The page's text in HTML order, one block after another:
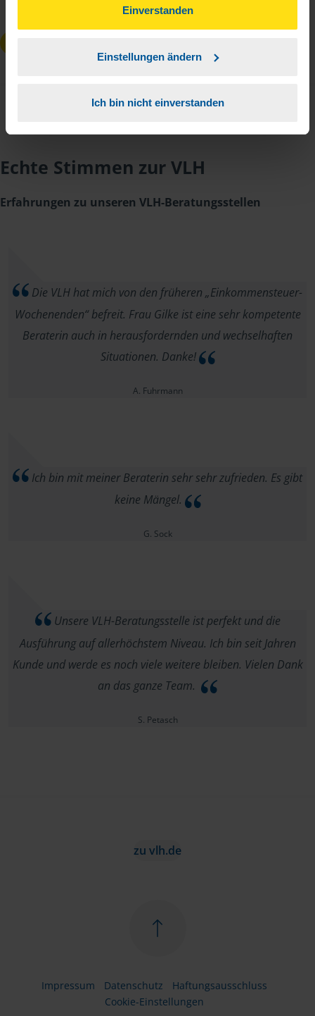
können Sie der Verwendung von Cookies, gemäß
unserer➔ Datenschutzrichtliniezustimmen.
Einverstanden
Einstellungen ändern
Ich bin nicht einverstanden
Kenntnis genommen.*
Echte Stimmen zur VLH
Erfahrungen zu unseren VLH-Beratungsstellen
Die VLH hat mich von den früheren „Einkommensteuer-
Wochenenden“ befreit. Frau Gilke ist eine sehr kompetente
Beraterin auch in herausfordernden und wechselhaften
Situationen. Danke!
A. Fuhrmann
Ich bin mit meiner Beraterin sehr sehr zufrieden. Es gibt
keine Mängel.
G. Sock
Unsere VLH-Beratungsstelle ist perfekt und die
Ausführung auf allerhöchstem Niveau. Ich bin seit Jahren
Kunde und werde es noch viele weitere bleiben. Vielen Dank
an das ganze Team.
S. Petasch
zu vlh.de
Impressum Datenschutz
Haftungsausschluss
Cookie-Einstellungen